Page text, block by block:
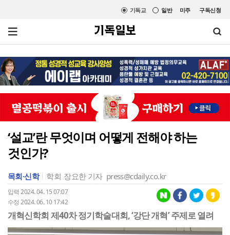
미주 구독신청
일반
기독교
‘설교’란 무엇이며 어떻게 전해야 하는
것인가?
목회·신학 학회 장요한 기자 press@cdaily.co.kr
입력 2024. 04. 15 07:07
수정 2024. 06. 10 17:42
개혁신학회 제40차 정기학술대회, ‘강단 개혁’ 주제로 열려